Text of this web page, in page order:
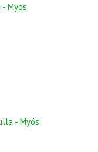
Myös
- Myös